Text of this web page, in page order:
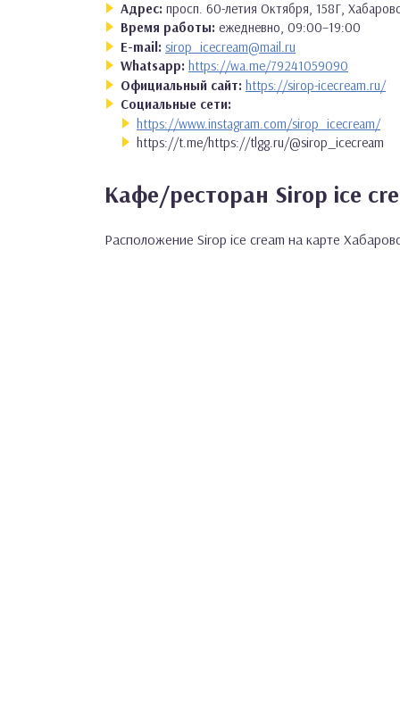
Адрес: просп. 60-летия Октября, 158Г,
Время работы: ежедневно, 09:00–19:00
E-mail: sirop_icecream@mail.ru
Whatsapp: https://wa.me/79241059090
Официальный сайт: https://sirop-icecream.ru/
Социальные сети:
https://www.instagram.com/sirop_icecream/
https://t.me/https://tlgg.ru/@sirop_icecream
Кафе/ресторан Sirop ice
Расположение Sirop ice cream на карте